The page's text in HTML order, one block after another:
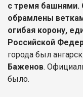
с тремя башнями.
обрамлены
огибая корону,
Российской
города был
Баженов.
было.